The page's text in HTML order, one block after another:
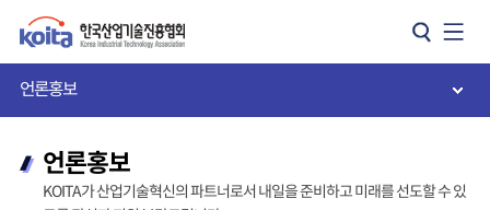
언론홍보
언론홍보
KOITA가 산업기술혁신의 파트너로서 내일을 준비하고 미래를 선도할 수 있